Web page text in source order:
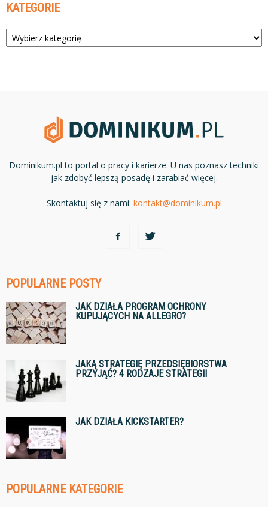
KATEGORIE
Kategorie
Dominikum.pl to portal o pracy i karierze. U nas poznasz techniki
jak zdobyć lepszą posadę i zarabiać więcej.
Skontaktuj się z nami: kontakt@dominikum.pl
POPULARNE POSTY
JAK DZIAŁA PROGRAM OCHRONY
KUPUJĄCYCH NA ALLEGRO?
JAKĄ STRATEGIĘ PRZEDSIĘBIORSTWA
PRZYJĄĆ? 4 RODZAJE STRATEGII
JAK DZIAŁA KICKSTARTER?
POPULARNE KATEGORIE